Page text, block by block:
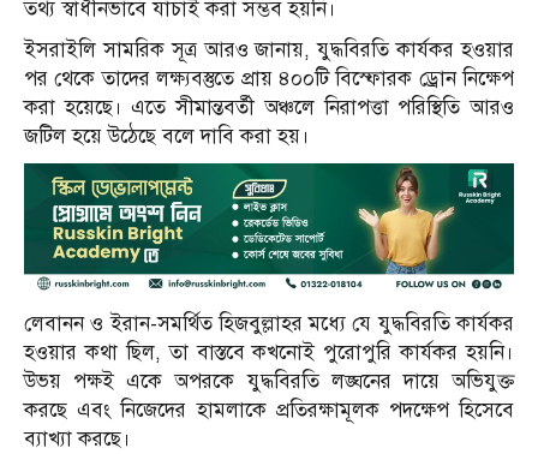
তথ্য স্বাধীনভাবে যাচাই করা সম্ভব হয়নি।
ইসরাইলি সামরিক সূত্র আরও জানায়, যুদ্ধবিরতি কার্যকর হওয়ার
পর থেকে তাদের লক্ষ্যবস্তুতে প্রায় ৪০০টি বিস্ফোরক ড্রোন নিক্ষেপ
করা হয়েছে। এতে সীমান্তবর্তী অঞ্চলে নিরাপত্তা পরিস্থিতি আরও
জটিল হয়ে উঠেছে বলে দাবি করা হয়।
লেবানন ও ইরান-সমর্থিত হিজবুল্লাহর মধ্যে যে যুদ্ধবিরতি কার্যকর
হওয়ার কথা ছিল, তা বাস্তবে কখনোই পুরোপুরি কার্যকর হয়নি।
উভয় পক্ষই একে অপরকে যুদ্ধবিরতি লঙ্ঘনের দায়ে অভিযুক্ত
করছে এবং নিজেদের হামলাকে প্রতিরক্ষামূলক পদক্ষেপ হিসেবে
ব্যাখ্যা করছে।